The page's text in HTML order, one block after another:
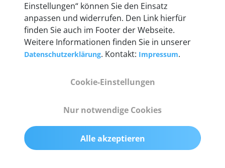
Technische Details &
Gewicht
Einstellungen“ können Sie den Einsatz
anpassen und widerrufen. Den Link hierfür
finden Sie auch im Footer der Webseite.
Weitere Informationen finden Sie in unserer
Datenschutzerklärung. Kontakt: Impressum.
Cookie-Einstellungen
Nur notwendige Cookies
Alle akzeptieren